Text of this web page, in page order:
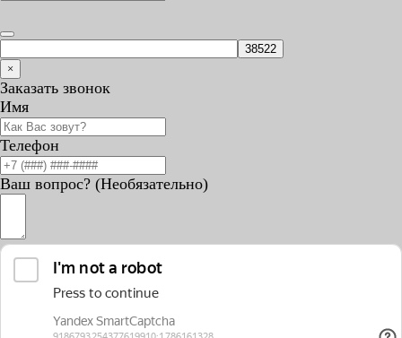
×
Заказать звонок
Имя
Телефон
Ваш вопрос? (Необязательно)